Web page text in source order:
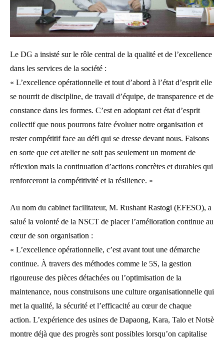
Le DG a insisté sur le rôle central de la qualité et de l’excellence
dans les services de la société :
« L’excellence opérationnelle et tout d’abord à l’état d’esprit elle
se nourrit de discipline, de travail d’équipe, de transparence et de
constance dans les formes. C’est en adoptant cet état d’esprit
collectif que nous pourrons faire évoluer notre organisation et
rester compétitif face au défi qui se dresse devant nous. Faisons
en sorte que cet atelier ne soit pas seulement un moment de
réflexion mais la continuation d’actions concrètes et durables qui
renforceront la compétitivité et la résilience. »
Au nom du cabinet facilitateur, M. Rushant Rastogi (EFESO), a
salué la volonté de la NSCT de placer l’amélioration continue au
cœur de son organisation :
« L’excellence opérationnelle, c’est avant tout une démarche
continue. À travers des méthodes comme le 5S, la gestion
rigoureuse des pièces détachées ou l’optimisation de la
maintenance, nous construisons une culture organisationnelle qui
met la qualité, la sécurité et l’efficacité au cœur de chaque
action. L’expérience des usines de Dapaong, Kara, Talo et Notsè
montre déjà que des progrès sont possibles lorsqu’on capitalise